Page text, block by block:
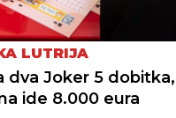
LUTRIJA
dva Joker 5 dobitka,
ide 8.000 eura